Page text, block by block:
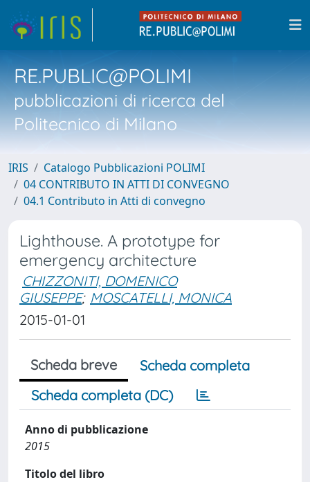
RE.PUBLIC@POLIMI
pubblicazioni di ricerca del
Politecnico di Milano
IRIS
Catalogo Pubblicazioni POLIMI
04 CONTRIBUTO IN ATTI DI CONVEGNO
04.1 Contributo in Atti di convegno
Lighthouse. A prototype for
emergency architecture
CHIZZONITI, DOMENICO
GIUSEPPE; MOSCATELLI, MONICA
2015-01-01
Scheda breve
Scheda completa
Scheda completa (DC)
Anno di pubblicazione
2015
Titolo del libro